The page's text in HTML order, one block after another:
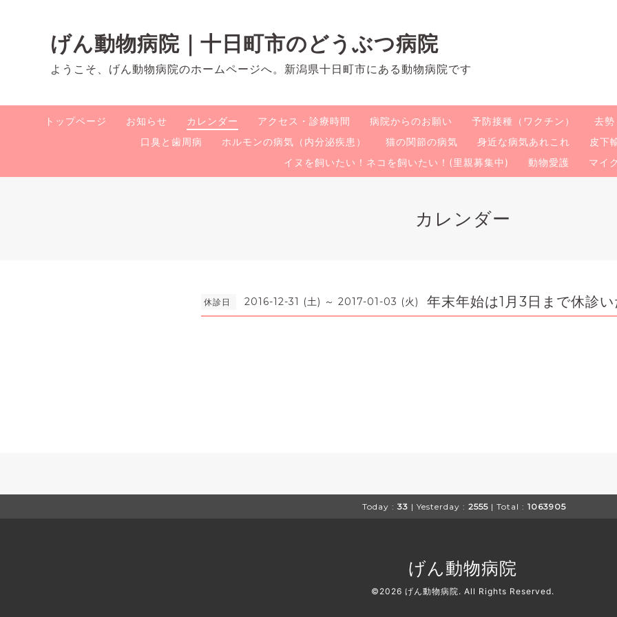
げん動物病院｜十日町市のどうぶつ病院
ようこそ、げん動物病院のホームページへ。新潟県十日町市にある動物病院です
トップページ お知らせ カレンダー アクセス・診療時間 病院からのお願い 予防接種（ワクチン） 去勢
口臭と歯周病
ホルモンの病気（内分泌疾患） 猫の関節の病気 身近な病気あれこれ 皮下
イヌを飼いたい！ネコを飼いたい！(里親募集中)
動物愛護 マイ
カレンダー
休診日 2016-12-31 (土) ～ 2017-01-03 (火) 年末年始は1月3日まで休診
Today : 33 | Yesterday : 2555 | Total : 1063905
げん動物病院
©2026 げん動物病院. All Rights Reserved.